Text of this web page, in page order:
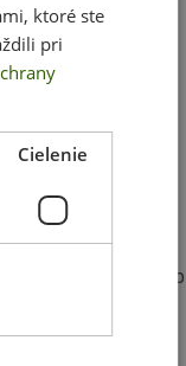
metre. Nižšie
vedieť o
ktorú možno
Je k nej
ktoré ste
pri
Cielenie